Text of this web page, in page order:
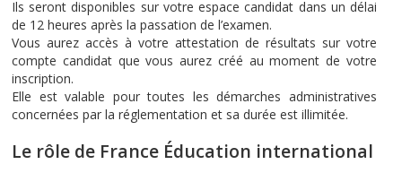
Ils seront disponibles sur votre espace candidat dans un délai
de 12 heures après la passation de l’examen.
Vous aurez accès à votre attestation de résultats sur votre
compte candidat que vous aurez créé au moment de votre
inscription.
Elle est valable pour toutes les démarches administratives
concernées par la réglementation et sa durée est illimitée.
Le rôle de France Éducation international